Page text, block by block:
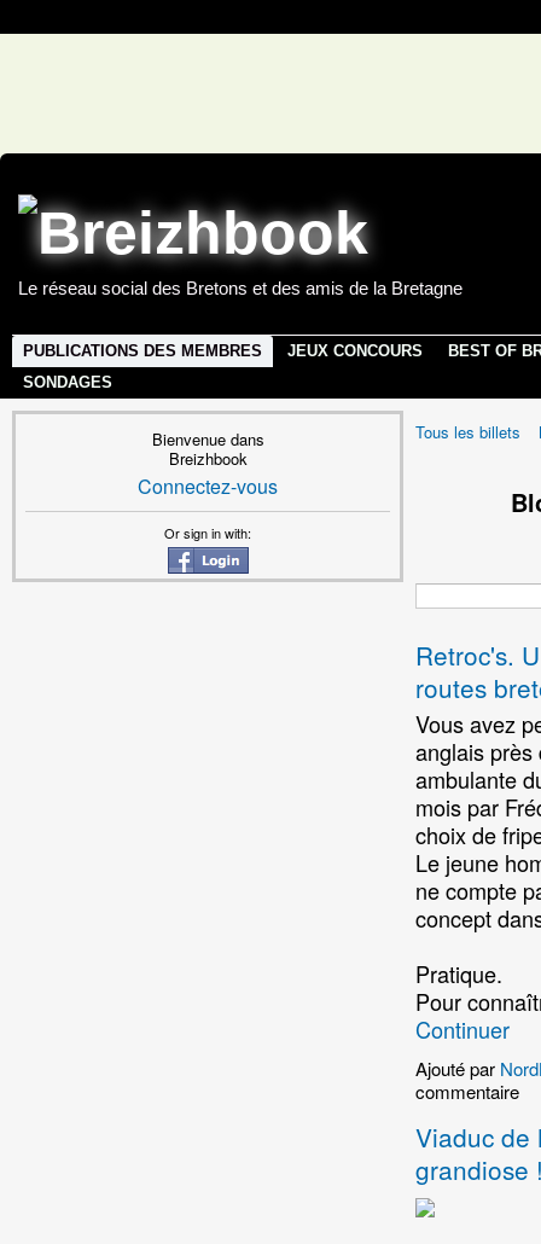
Le réseau social des Bretons et des amis de la Bretagne
PUBLICATIONS DES MEMBRES JEUX CONCOURS
BEST OF
SONDAGES
Bienvenue dans
Breizhbook
Connectez-vous
Or sign in with:
Tous les billets
Retroc's.
routes
Vous avez
anglais près
ambulante
mois par
choix de
Le jeune
ne compte
concept
Pratique.
Pour
Continuer
Ajouté par
commentaire
Viaduc de
grandiose